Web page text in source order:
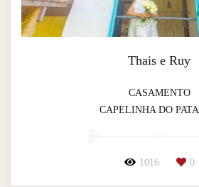
Thais e Ruy
CASAMENTO
CAPELINHA DO
1016 0